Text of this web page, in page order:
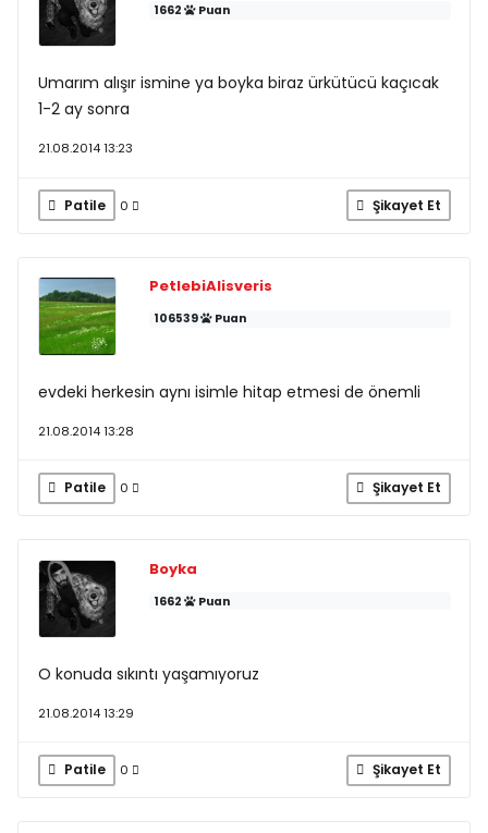
1662 Puan
Umarım alışır ismine ya boyka biraz ürkütücü kaçıcak
1-2 ay sonra
21.08.2014 13:23
Patile 0 Şikayet Et
PetlebiAlisveris
106539 Puan
evdeki herkesin aynı isimle hitap etmesi de önemli
21.08.2014 13:28
Patile 0 Şikayet Et
Boyka
1662 Puan
O konuda sıkıntı yaşamıyoruz
21.08.2014 13:29
Patile 0 Şikayet Et